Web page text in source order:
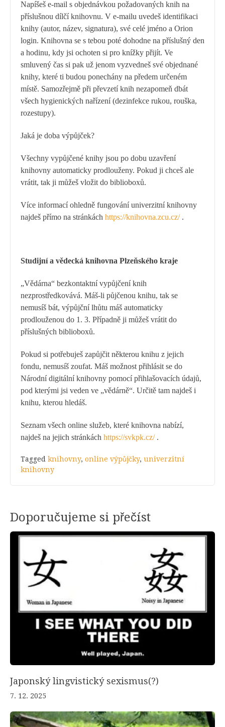
Napíšeš e-mail s objednávkou požadovaných knih na
příslušnou dílčí knihovnu. V e-mailu uvedeš identifikaci
knihy (autor, název, signatura), své celé jméno a Orion
login. Knihovna se s tebou poté dohodne na příslušný den
a hodinu, kdy jsi ochoten si pro knížky přijít. Ve
smluvený čas si pak už jenom vyzvedneš své objednané
knihy, které ti budou ponechány na předem určeném
místě. Samozřejmě při převzetí knih nezapomeň dbát
všech hygienických nařízení (dezinfekce rukou, rouška,
rozestupy).
Jaká je doba výpůjček?
Všechny vypůjčené knihy jsou po dobu uzavření
knihovny automaticky prodlouženy. Pokud ji chceš ale
vrátit, tak ji můžeš vložit do biblioboxů.
Více informací ohledně fungování univerzitní knihovny
najdeš přímo na stránkách https://knihovna.zcu.cz/.
Studijní a vědecká knihovna Plzeňského kraje
„Vědárna“ bezkontaktní vypůjčení knih
nezprostředkovává. Máš-li půjčenou knihu, tak se
nemusíš bát, výpůjční lhůtu máš automaticky
prodlouženou do 1. 3. Případně ji můžeš vrátit do
příslušných biblioboxů.
Pokud si potřebuješ zapůjčit některou knihu z jejich
fondu, nemusíš zoufat. Máš možnost přihlásit se do
Národní digitální knihovny pomocí přihlašovacích údajů,
pod kterými jsi veden ve „vědárně“. Určitě tam najdeš i
knihu, kterou hledáš.
Seznam všech online služeb, které knihovna nabízí,
najdeš na jejich stránkách https://svkpk.cz/.
Tagged knihovny, online výpůjčky, univerzitní
knihovny
Doporučujeme si přečíst
Japonský lingvistický sexismus(?)
7. 12. 2025